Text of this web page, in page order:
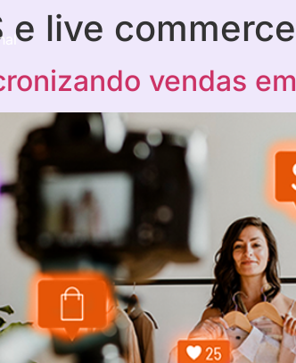
e live commerce
vendas